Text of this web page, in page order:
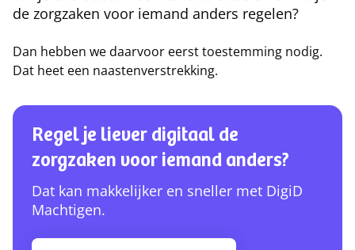
de zorgzaken voor iemand anders regelen?
Dan hebben we daarvoor eerst toestemming nodig.
Dat heet een naastenverstrekking.
Regel je liever digitaal de
zorgzaken voor iemand anders?
Dat kan makkelijker en sneller met DigiD
Machtigen.